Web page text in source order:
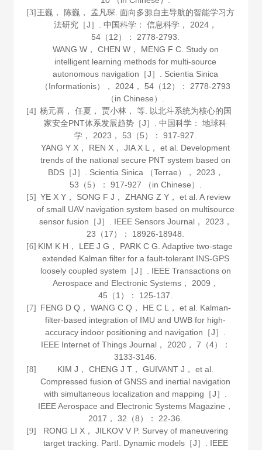
[3] 王巍， 陈巍， 孟凡琛. 面向多源自主导航的智能学习方
法研究［J］.中国科学： 信息科学 ， 2024 ，
54 （12）： 2778-2793.
WANG W， CHEN W， MENG F C. Study on
intelligent learning methods for multi-source
autonomous navigation［J］. Scientia Sinica
（Informationis）
， 2024 ， 54 （12）： 2778-2793
（in Chinese）.
[4] 杨元喜， 任夏， 贾小林， 等. 以北斗系统为核心的国
家安全PNT体系发展趋势［J］.中国科学： 地球科
学 ， 2023 ， 53 （5）： 917-927.
YANG Y X， REN X， JIA X L， et al. Development
trends of the national secure PNT system based on
BDS［J］. Scientia Sinica （Terrae） ， 2023 ，
53 （5）： 917-927 （in Chinese）.
[5]
YE X Y， SONG F J， ZHANG Z Y， et al. A review
of small UAV navigation system based on multisource
sensor fusion［J］. IEEE Sensors Journal， 2023 ，
23 （17）： 18926-18948.
[6] KIM K H， LEE J G， PARK C G. Adaptive two-stage
extended Kalman filter for a fault-tolerant INS-GPS
loosely coupled system［J］. IEEE Transactions on
Aerospace and Electronic Systems， 2009 ，
45 （1）： 125-137.
[7]
FENG D Q， WANG C Q， HE C L， et al. Kalman-
filter-based integration of IMU and UWB for high-
accuracy indoor positioning and navigation［J］.
IEEE Internet of Things Journal， 2020， 7 （4）：
3133-3146.
[8]
KIM J， CHENG J T， GUIVANT J， et al.
Compressed fusion of GNSS and inertial navigation
with simultaneous localization and mapping［J］.
IEEE Aerospace and Electronic Systems Magazine ，
2017 ，32 （8）： 22-36.
[9]
RONG LI X， JILKOV V P. Survey of maneuvering
target tracking. PartⅠ. Dynamic models［J］. IEEE